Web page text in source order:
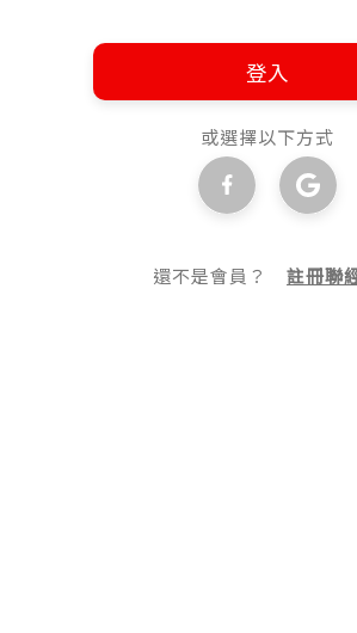
登入
或選擇以下方式
還不是會員？註冊聯